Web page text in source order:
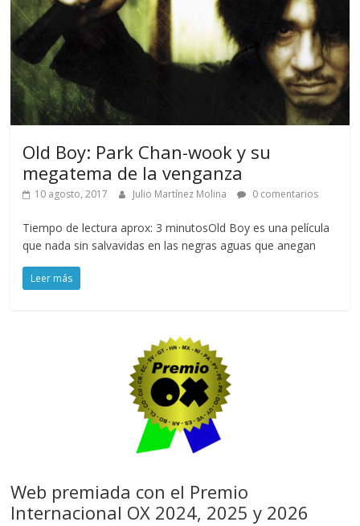
Old Boy: Park Chan-wook y su
megatema de la venganza
10 agosto, 2017 Julio Martínez Molina 0 comentarios
Tiempo de lectura aprox: 3 minutosOld Boy es una película
que nada sin salvavidas en las negras aguas que anegan
Leer más
Web premiada con el Premio
Internacional OX 2024, 2025 y 2026